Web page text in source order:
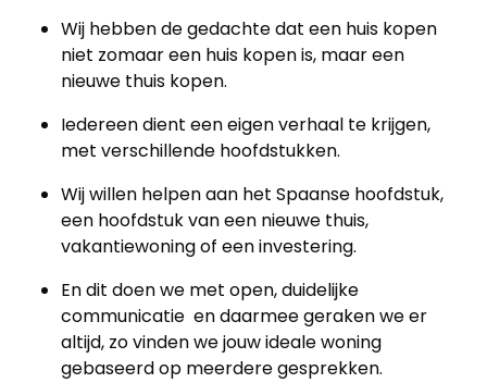
Wij hebben de gedachte dat een huis kopen
niet zomaar een huis kopen is, maar een
nieuwe thuis kopen.
Iedereen dient een eigen verhaal te krijgen,
met verschillende hoofdstukken.
Wij willen helpen aan het Spaanse hoofdstuk,
een hoofdstuk van een nieuwe thuis,
vakantiewoning of een investering.
En dit doen we met open, duidelijke
communicatie en daarmee geraken we er
altijd, zo vinden we jouw ideale woning
gebaseerd op meerdere gesprekken.